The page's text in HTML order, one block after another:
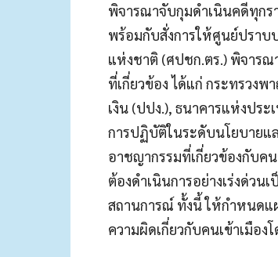
พิจารณาจับกุมดำเนินคดีทุกร
พร้อมกับสั่งการให้ศูนย์ปราบ
แห่งชาติ (ศปชก.ตร.) พิจารณ
ที่เกี่ยวข้อง ได้แก่ กระทรวง
เงิน (ปปง.), ธนาคารแห่งปร
การปฏิบัติในระดับนโยบายแ
อาชญากรรมที่เกี่ยวข้องกับค
ต้องดำเนินการอย่างเร่งด่ว
สถานการณ์ ทั้งนี้ ให้กำหนดแ
ความผิดเกี่ยวกับคนเข้าเมือ